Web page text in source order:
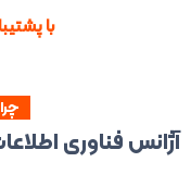
با
چرا ISCT را انتخاب کنید
آژانس فناوری